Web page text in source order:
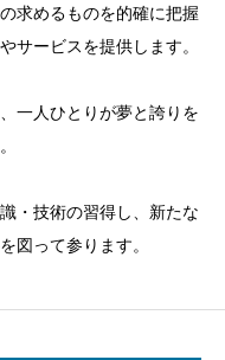
求めるものを的確に把握
サービスを提供します。
一人ひとりが夢と誇りを
・技術の習得し、新たな
図って参ります。